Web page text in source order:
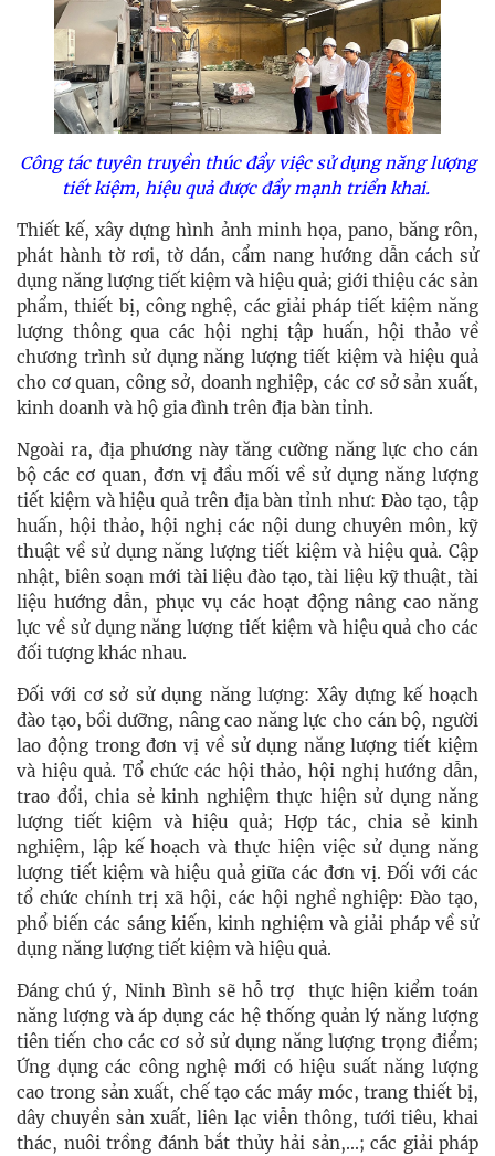
Công tác tuyên truyền thúc đẩy việc sử dụng năng lượng
tiết kiệm, hiệu quả được đẩy mạnh triển khai.
Thiết kế, xây dựng hình ảnh minh họa, pano, băng rôn,
phát hành tờ rơi, tờ dán, cẩm nang hướng dẫn cách sử
dụng năng lượng tiết kiệm và hiệu quả; giới thiệu các sản
phẩm, thiết bị, công nghệ, các giải pháp tiết kiệm năng
lượng thông qua các hội nghị tập huấn, hội thảo về
chương trình sử dụng năng lượng tiết kiệm và hiệu quả
cho cơ quan, công sở, doanh nghiệp, các cơ sở sản xuất,
kinh doanh và hộ gia đình trên địa bàn tỉnh.
Ngoài ra, địa phương này tăng cường năng lực cho cán
bộ các cơ quan, đơn vị đầu mối về sử dụng năng lượng
tiết kiệm và hiệu quả trên địa bàn tỉnh như: Đào tạo, tập
huấn, hội thảo, hội nghị các nội dung chuyên môn, kỹ
thuật về sử dụng năng lượng tiết kiệm và hiệu quả. Cập
nhật, biên soạn mới tài liệu đào tạo, tài liệu kỹ thuật, tài
liệu hướng dẫn, phục vụ các hoạt động nâng cao năng
lực về sử dụng năng lượng tiết kiệm và hiệu quả cho các
đối tượng khác nhau.
Đối với cơ sở sử dụng năng lượng: Xây dựng kế hoạch
đào tạo, bồi dưỡng, nâng cao năng lực cho cán bộ, người
lao động trong đơn vị về sử dụng năng lượng tiết kiệm
và hiệu quả. Tổ chức các hội thảo, hội nghị hướng dẫn,
trao đổi, chia sẻ kinh nghiệm thực hiện sử dụng năng
lượng tiết kiệm và hiệu quả; Hợp tác, chia sẻ kinh
nghiệm, lập kế hoạch và thực hiện việc sử dụng năng
lượng tiết kiệm và hiệu quả giữa các đơn vị. Đối với các
tổ chức chính trị xã hội, các hội nghề nghiệp: Đào tạo,
phổ biến các sáng kiến, kinh nghiệm và giải pháp về sử
dụng năng lượng tiết kiệm và hiệu quả.
Đáng chú ý, Ninh Bình sẽ hỗ trợ thực hiện kiểm toán
năng lượng và áp dụng các hệ thống quản lý năng lượng
tiên tiến cho các cơ sở sử dụng năng lượng trọng điểm;
Ứng dụng các công nghệ mới có hiệu suất năng lượng
cao trong sản xuất, chế tạo các máy móc, trang thiết bị,
dây chuyền sản xuất, liên lạc viễn thông, tưới tiêu, khai
thác, nuôi trồng đánh bắt thủy hải sản,...; các giải pháp